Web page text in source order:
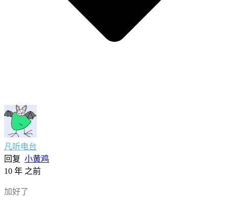
凡听电台
回复 小黄鸡
10 年 之前
加好了